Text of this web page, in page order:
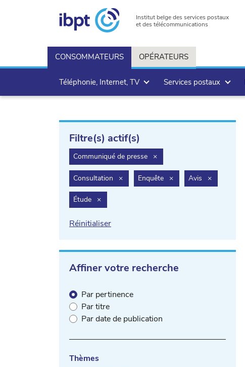
Institut belge des services postaux
et des télécommunications
CONSOMMATEURS OPÉRATEURS
Téléphonie, Internet, TV Services postaux
Filtre(s) actif(s)
Communiqué de presse ×filter.delete
Consultation ×filter.delete
Enquête ×filter.delete
Avis ×filter.delete
Étude ×filter.delete
Réinitialiser
Affiner votre recherche
Par pertinence
Par titre
Par date de publication
Thèmes